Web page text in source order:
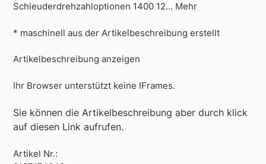
Schleuderdrehzahloptionen 1400 12… Mehr
* maschinell aus der Artikelbeschreibung erstellt
Artikelbeschreibung anzeigen
Ihr Browser unterstützt keine IFrames.
Sie können die Artikelbeschreibung aber durch klick
auf diesen Link aufrufen.
Artikel Nr.: